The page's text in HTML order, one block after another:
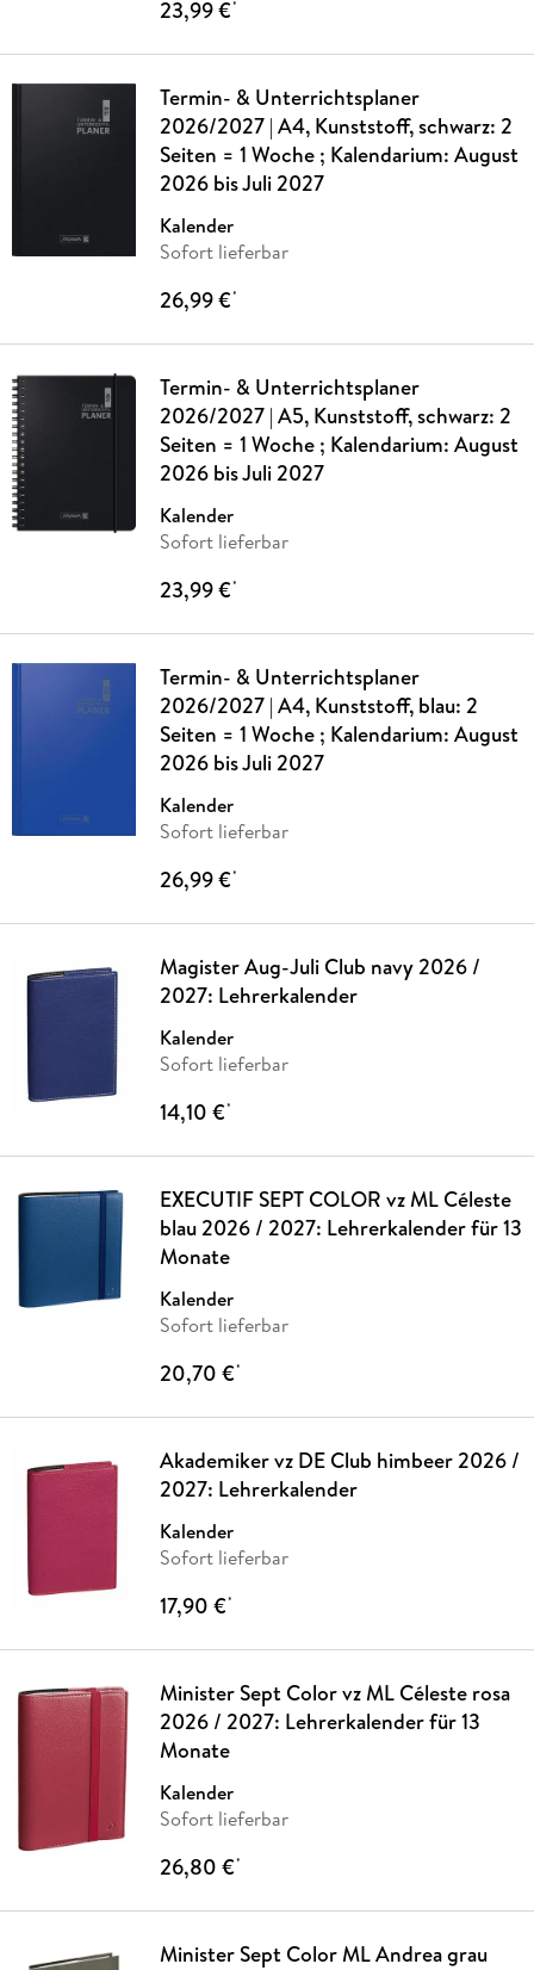
23,99 €*
Termin- & Unterrichtsplaner
2026/2027 | A4, Kunststoff, schwarz: 2
Seiten = 1 Woche ; Kalendarium: August
2026 bis Juli 2027
Kalender
Sofort lieferbar
26,99 €*
Termin- & Unterrichtsplaner
2026/2027 | A5, Kunststoff, schwarz: 2
Seiten = 1 Woche ; Kalendarium: August
2026 bis Juli 2027
Kalender
Sofort lieferbar
23,99 €*
Termin- & Unterrichtsplaner
2026/2027 | A4, Kunststoff, blau: 2
Seiten = 1 Woche ; Kalendarium: August
2026 bis Juli 2027
Kalender
Sofort lieferbar
26,99 €*
Magister Aug-Juli Club navy 2026 /
2027: Lehrerkalender
Kalender
Sofort lieferbar
14,10 €*
EXECUTIF SEPT COLOR vz ML Céleste
blau 2026 / 2027: Lehrerkalender für 13
Monate
Kalender
Sofort lieferbar
20,70 €*
Akademiker vz DE Club himbeer 2026 /
2027: Lehrerkalender
Kalender
Sofort lieferbar
17,90 €*
Minister Sept Color vz ML Céleste rosa
2026 / 2027: Lehrerkalender für 13
Monate
Kalender
Sofort lieferbar
26,80 €*
Minister Sept Color ML Andrea grau